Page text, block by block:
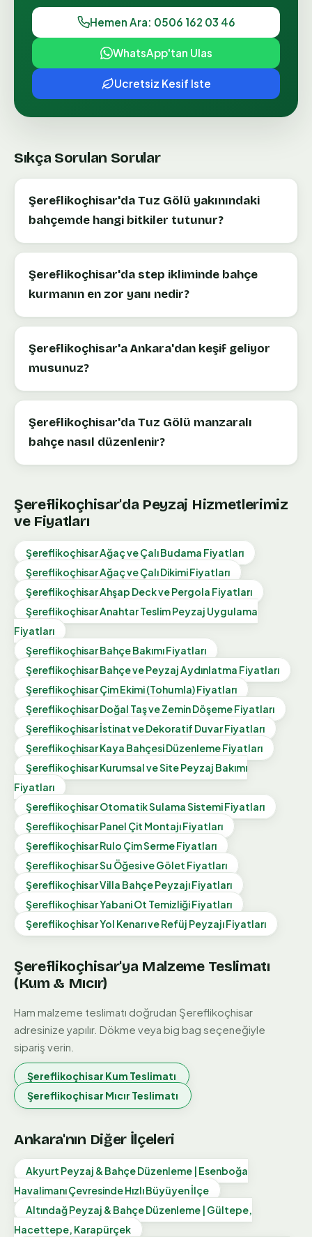
Hemen Ara: 0506 162 03 46
WhatsApp'tan Ulas
Ucretsiz Kesif Iste
Sıkça Sorulan Sorular
Şereflikoçhisar'da Tuz Gölü yakınındaki
bahçemde hangi bitkiler tutunur?
Şereflikoçhisar'da step ikliminde bahçe
kurmanın en zor yanı nedir?
Şereflikoçhisar'a Ankara'dan keşif geliyor
musunuz?
Şereflikoçhisar'da Tuz Gölü manzaralı
bahçe nasıl düzenlenir?
Şereflikoçhisar'da Peyzaj Hizmetlerimiz
ve Fiyatları
ŞereflikoçhisarAğaç ve Çalı Budama Fiyatları
ŞereflikoçhisarAğaç ve Çalı DikimiFiyatları
ŞereflikoçhisarAhşap Deck ve Pergola Fiyatları
ŞereflikoçhisarAnahtar Teslim Peyzaj Uygulama
Fiyatları
ŞereflikoçhisarBahçe BakımıFiyatları
ŞereflikoçhisarBahçe ve Peyzaj Aydınlatma Fiyatları
ŞereflikoçhisarÇim Ekimi (Tohumla)Fiyatları
ŞereflikoçhisarDoğal Taş ve Zemin DöşemeFiyatları
Şereflikoçhisarİstinat ve Dekoratif DuvarFiyatları
ŞereflikoçhisarKaya Bahçesi DüzenlemeFiyatları
ŞereflikoçhisarKurumsal ve Site Peyzaj Bakımı
Fiyatları
ŞereflikoçhisarOtomatik Sulama SistemiFiyatları
ŞereflikoçhisarPanel Çit MontajıFiyatları
ŞereflikoçhisarRulo Çim SermeFiyatları
ŞereflikoçhisarSu Öğesi ve Gölet Fiyatları
ŞereflikoçhisarVilla Bahçe PeyzajıFiyatları
ŞereflikoçhisarYabani Ot TemizliğiFiyatları
ŞereflikoçhisarYol Kenarı ve Refüj PeyzajıFiyatları
Şereflikoçhisar'ya Malzeme Teslimatı
(Kum & Mıcır)
Ham malzeme teslimatı doğrudan Şereflikoçhisar
adresinize yapılır. Dökme veya big bag seçeneğiyle
sipariş verin.
Şereflikoçhisar Kum Teslimatı
Şereflikoçhisar Mıcır Teslimatı
Ankara'nın Diğer İlçeleri
Akyurt Peyzaj & Bahçe Düzenleme | Esenboğa
Havalimanı Çevresinde Hızlı Büyüyen İlçe
Altındağ Peyzaj & Bahçe Düzenleme | Gültepe,
Hacettepe, Karapürçek